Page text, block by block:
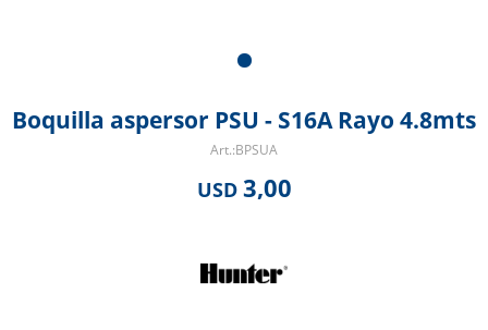
Boquilla aspersor PSU - S16A Rayo 4.8mts
BPSUA
USD 3,00